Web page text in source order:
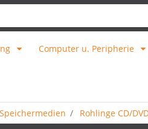
Computer u. Peripherie
Speichermedien Rohlinge CD/